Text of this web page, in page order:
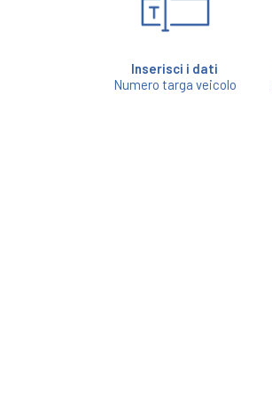
Inserisci i dati
Numero targa veicolo